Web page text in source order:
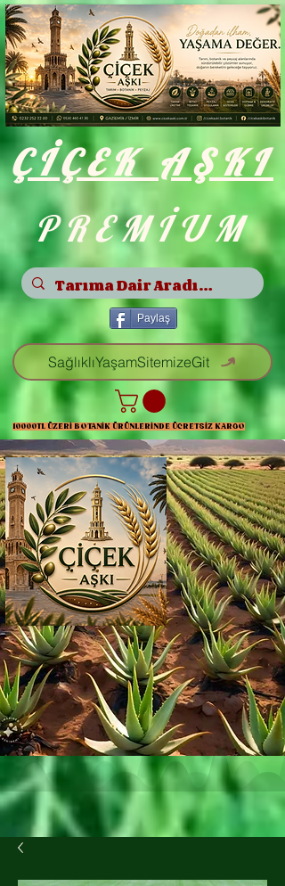
ÇİÇEK AŞKI
PREMİUM
SağlıklıYaşamSitemizeGit
10000TL ÜZERİ BOTANİK ÜRÜNLERİNDE ÜCRETSİZ KARGO
Paylaş